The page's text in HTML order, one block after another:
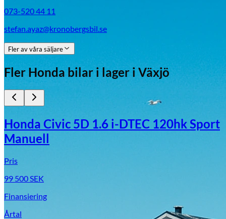
Mazda
Fordonstyp
MopedbilPickupTransportbil
Visa alla fordon
073-520 44 11
stefan.ayaz@kronobergsbil.se
Fler av våra säljare
Fler Hondabilar i lager i Växjö
Honda Civic 5D 1.6 i-DTEC 120hk Sport
Manuell
Pris
99 500SEK
Finansiering
Årtal